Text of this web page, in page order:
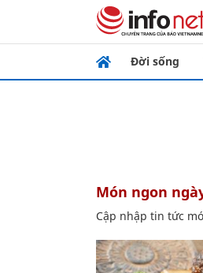
Đời sống
món ngon
Cập nhập tin tức